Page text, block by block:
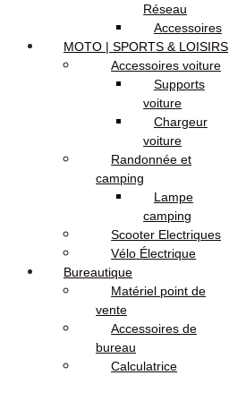
Enregistreur
Accessoires Sécurité
Détecteurs et
Onduleur
Réseau & Connectiques
Switch / Routeurs /
Carte Réseau
Clé Wifi – Bluetooth
CPL
Coffrets Et Armoires
Multiprise
Accessoires Réseau
Abonnements
Câbles et Connectiques
Câbles HDMI
Câbles USB
Câbles Réseau
Câbles Firewire
Câbles Ecrans TV /
Réseau
Accessoires
MOTO | SPORTS & LOISIRS
Accessoires voiture
Supports
voiture
Chargeur
voiture
Randonnée et
camping
Lampe
camping
Scooter Electriques
Vélo Électrique
Bureautique
Matériel point de
vente
Accessoires de
bureau
Calculatrice